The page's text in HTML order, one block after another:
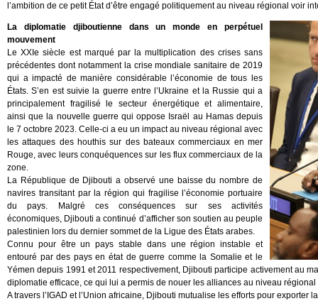
l’ambition de ce petit État d’être engagé politiquement au niveau régional voir
La diplomatie djiboutienne dans un monde en perpétuel
mouvement
Le XXIe siècle est marqué par la multiplication des crises sans
précédentes dont notamment la crise mondiale sanitaire de 2019
qui a impacté de manière considérable l’économie de tous les
États. S’en est suivie la guerre entre l’Ukraine et la Russie qui a
principalement fragilisé le secteur énergétique et alimentaire,
ainsi que la nouvelle guerre qui oppose Israël au Hamas depuis
le 7 octobre 2023. Celle-ci a eu un impact au niveau régional avec
les attaques des houthis sur des bateaux commerciaux en mer
Rouge, avec leurs conquéquences sur les flux commerciaux de la
zone.
La République de Djibouti a observé une baisse du nombre de
navires transitant par la région qui fragilise l’économie portuaire
du pays. Malgré ces conséquences sur ses activités
économiques, Djibouti a continué d’afficher son soutien au peuple
palestinien lors du dernier sommet de la Ligue des États arabes.
Connu pour être un pays stable dans une région instable et
entouré par des pays en état de guerre comme la Somalie et le
Yémen depuis 1991 et 2011 respectivement, Djibouti participe activement au
diplomatie efficace, ce qui lui a permis de nouer les alliances au niveau
A travers l’IGAD et l’Union africaine, Djibouti mutualise les efforts pour